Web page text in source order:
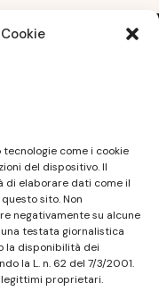
come i cookie
del dispositivo. Il
di elaborare dati come il
sito. Non
negativamente su alcune
testata giornalistica
la disponibilità dei
la L. n. 62 del 7/3/2001.
proprietari.
aggiornato
dei materiali.
in alcun modo
L. n. 62 del
ai
nomi di prodotti,